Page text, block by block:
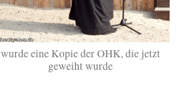
wurde eine Kopie der OHK, die jetzt
geweiht wurde